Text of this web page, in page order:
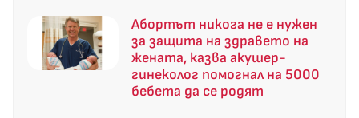
Абортът никога не е нужен
за защита на здравето на
жената, казва акушер-
гинеколог помогнал на 5000
бебета да се родят